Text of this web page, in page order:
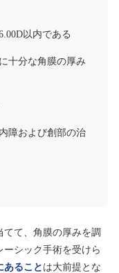
以内である
十分な角膜の厚み
障および創部の治
て、角膜の厚みを調
シック手術を受けら
あることは大前提とな